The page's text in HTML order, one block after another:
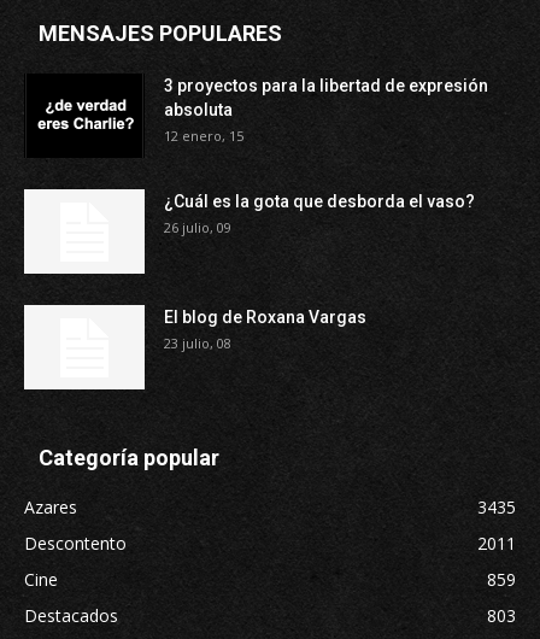
MENSAJES POPULARES
3 proyectos para la libertad de expresión
absoluta
12 enero, 15
¿Cuál es la gota que desborda el vaso?
26 julio, 09
El blog de Roxana Vargas
23 julio, 08
Categoría popular
Azares
3435
Descontento
2011
Cine
859
Destacados
803